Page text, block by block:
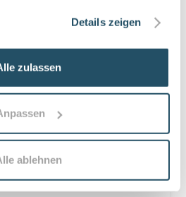
Details zeigen
zulassen
ablehnen
5( 16)
und ästhetische